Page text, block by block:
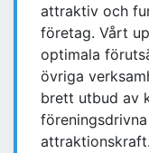
attraktiv och
företag. Vårt
optimala
övriga
brett utbud av
attraktionskraft.